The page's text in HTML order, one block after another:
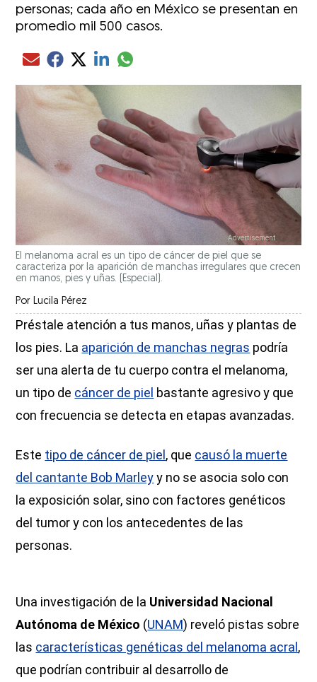
personas; cada año en México se presentan en
promedio mil 500 casos.
Compartir el artículo actual mediante Email
Compartir el artículo actual mediante Facebook
Compartir el artículo actual mediante Twitter
Compartir el artículo actual mediante LinkedIn
Compartir el artículo actual mediante
El melanoma acral es un tipo de cáncer de piel que se
caracteriza por la aparición de manchas irregulares que crecen
en manos, pies y uñas. (Especial).
Por Lucila Pérez
Préstale atención a tus manos, uñas y plantas de
los pies. La aparición de manchas negras podría
ser una alerta de tu cuerpo contra el melanoma,
un tipo de cáncer de piel bastante agresivo y que
con frecuencia se detecta en etapas avanzadas.
Este tipo de cáncer de piel, que causó la muerte
del cantante Bob Marleyy no se asocia solo con
la exposición solar, sino con factores genéticos
del tumor y con los antecedentes de las
personas.
Una investigación de la Universidad Nacional
Autónoma de México (UNAM) reveló pistas sobre
las características genéticas del melanoma acral,
que podrían contribuir al desarrollo de